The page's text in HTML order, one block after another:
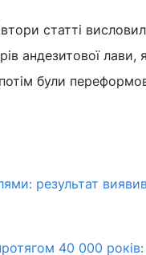
статті
андезитової лави,
були
результат
40 000